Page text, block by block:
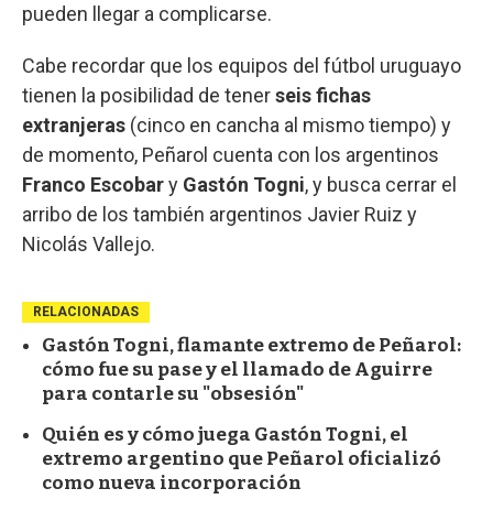
pueden llegar a complicarse.
Cabe recordar que los equipos del fútbol uruguayo
tienen la posibilidad de tenerseis fichas
extranjeras (cinco en cancha al mismo tiempo) y
de momento, Peñarol cuenta con los argentinos
Franco Escobary Gastón Togni, y busca cerrar el
arribo de los también argentinos Javier Ruiz y
Nicolás Vallejo.
RELACIONADAS
Gastón Togni, flamante extremo de Peñarol:
cómo fue su pase y el llamado de Aguirre
para contarle su "obsesión"
Quién es y cómo juega Gastón Togni, el
extremo argentino que Peñarol oficializó
como nueva incorporación